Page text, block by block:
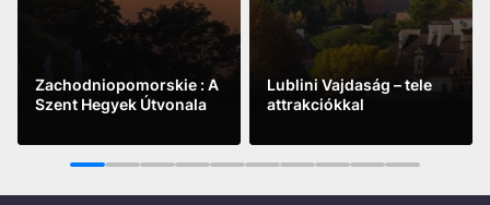
Zachodniopomorskie : A
Szent Hegyek Útvonala
See more
Lublini Vajdaság – tele
attrakciókkal
See more
1 2 3 4 5 6 7 8 9 10